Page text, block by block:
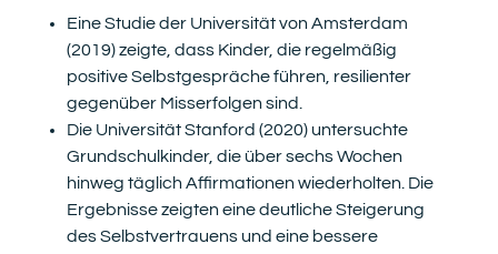
Eine Studie der Universität von Amsterdam
(2019) zeigte, dass Kinder, die regelmäßig
positive Selbstgespräche führen, resilienter
gegenüber Misserfolgen sind.
Die Universität Stanford (2020) untersuchte
Grundschulkinder, die über sechs Wochen
hinweg täglich Affirmationen wiederholten. Die
Ergebnisse zeigten eine deutliche Steigerung
des Selbstvertrauens und eine bessere